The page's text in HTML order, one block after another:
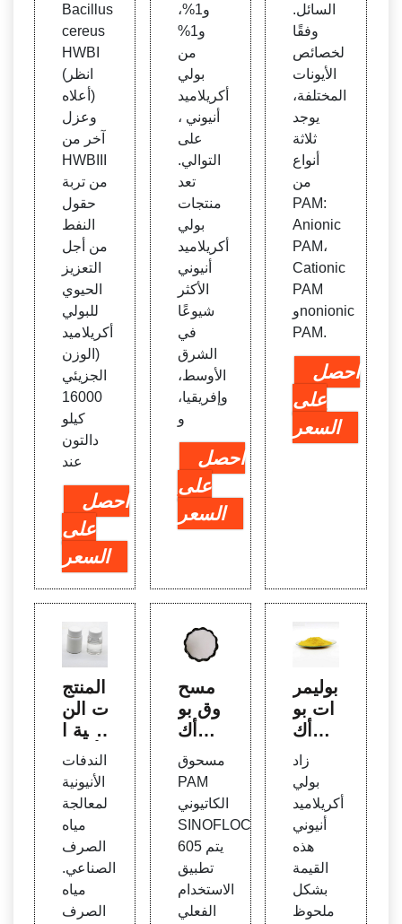
Bacillus
cereus
HWBI
(انظر
أعلاه)
وعزل
آخر من
HWBIII
من تربة
حقول
النفط
من أجل
التعزيز
الحيوي
للبولي
أكريلاميد
(الوزن
الجزيئي
16000
كيلو
دالتون
عند
احصل
على
السعر
و1%،
و1%
من
بولي
أكريلاميد
أنيوني ،
على
التوالي.
تعد
منتجات
بولي
أكريلاميد
أنيوني
الأكثر
شيوعًا
في
الشرق
الأوسط،
وإفريقيا،
و
احصل
على
السعر
السائل.
وفقًا
لخصائص
الأيونات
المختلفة،
يوجد
ثلاثة
أنواع
من
PAM:
Anionic
PAM،
Cationic
PAM
وnonionic
PAM.
احصل
على
السعر
المنتج
ات الن
دفية ا
لأنيون
ية بول
ي أكر
يلاميد
بوليمر
للنفايا
ت
الندفات
الأنيونية
لمعالجة
مياه
الصرف
الصناعي.
مياه
الصرف
مسح
وق بو
لي أك
ريلامي
د الكا
تيوني
- مور
د Sin
ofloc
مسحوق
PAM
الكاتيوني
SINOFLOC
605 يتم
تطبيق
الاستخدام
الفعلي
بوليمر
ات بو
لي أك
ريلامي
د كاتي
ونية
(PAM
s): بي
ئية
زاد
بولي
أكريلاميد
أنيوني
هذه
القيمة
بشكل
ملحوظ